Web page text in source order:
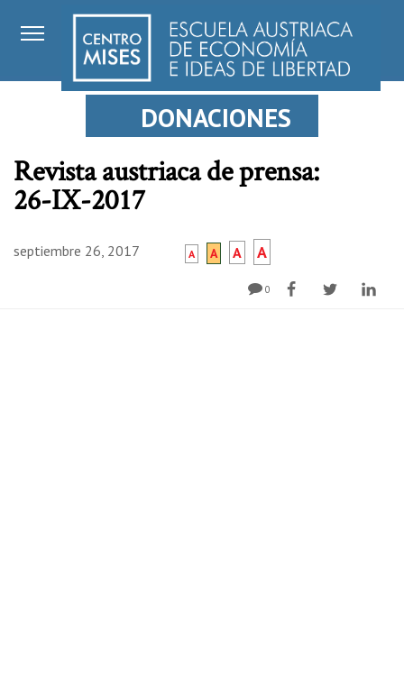
DONACIONES
Revista austriaca de prensa:
26-IX-2017
septiembre 26, 2017 A A A A
0